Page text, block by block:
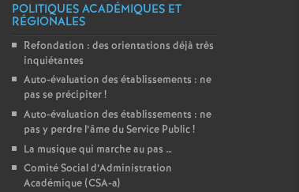
POLITIQUES ACADÉMIQUES ET
RÉGIONALES
Refondation : des orientations déjà très
inquiétantes
Auto-évaluation des établissements : ne
pas se précipiter!
Auto-évaluation des établissements : ne
pas y perdre l’âme du Service Public!
La musique qui marche au pas …
Comité Social d’Administration
Académique (CSA-a)